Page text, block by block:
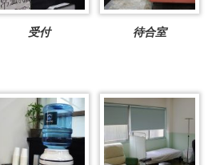
受付 待合室